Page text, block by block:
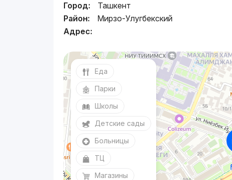
Город:
Ташкент
Район:
Мирзо-Улугбекский
Адрес:
Еда
Парки
Школы
Детские сады
Больницы
ТЦ
Магазины